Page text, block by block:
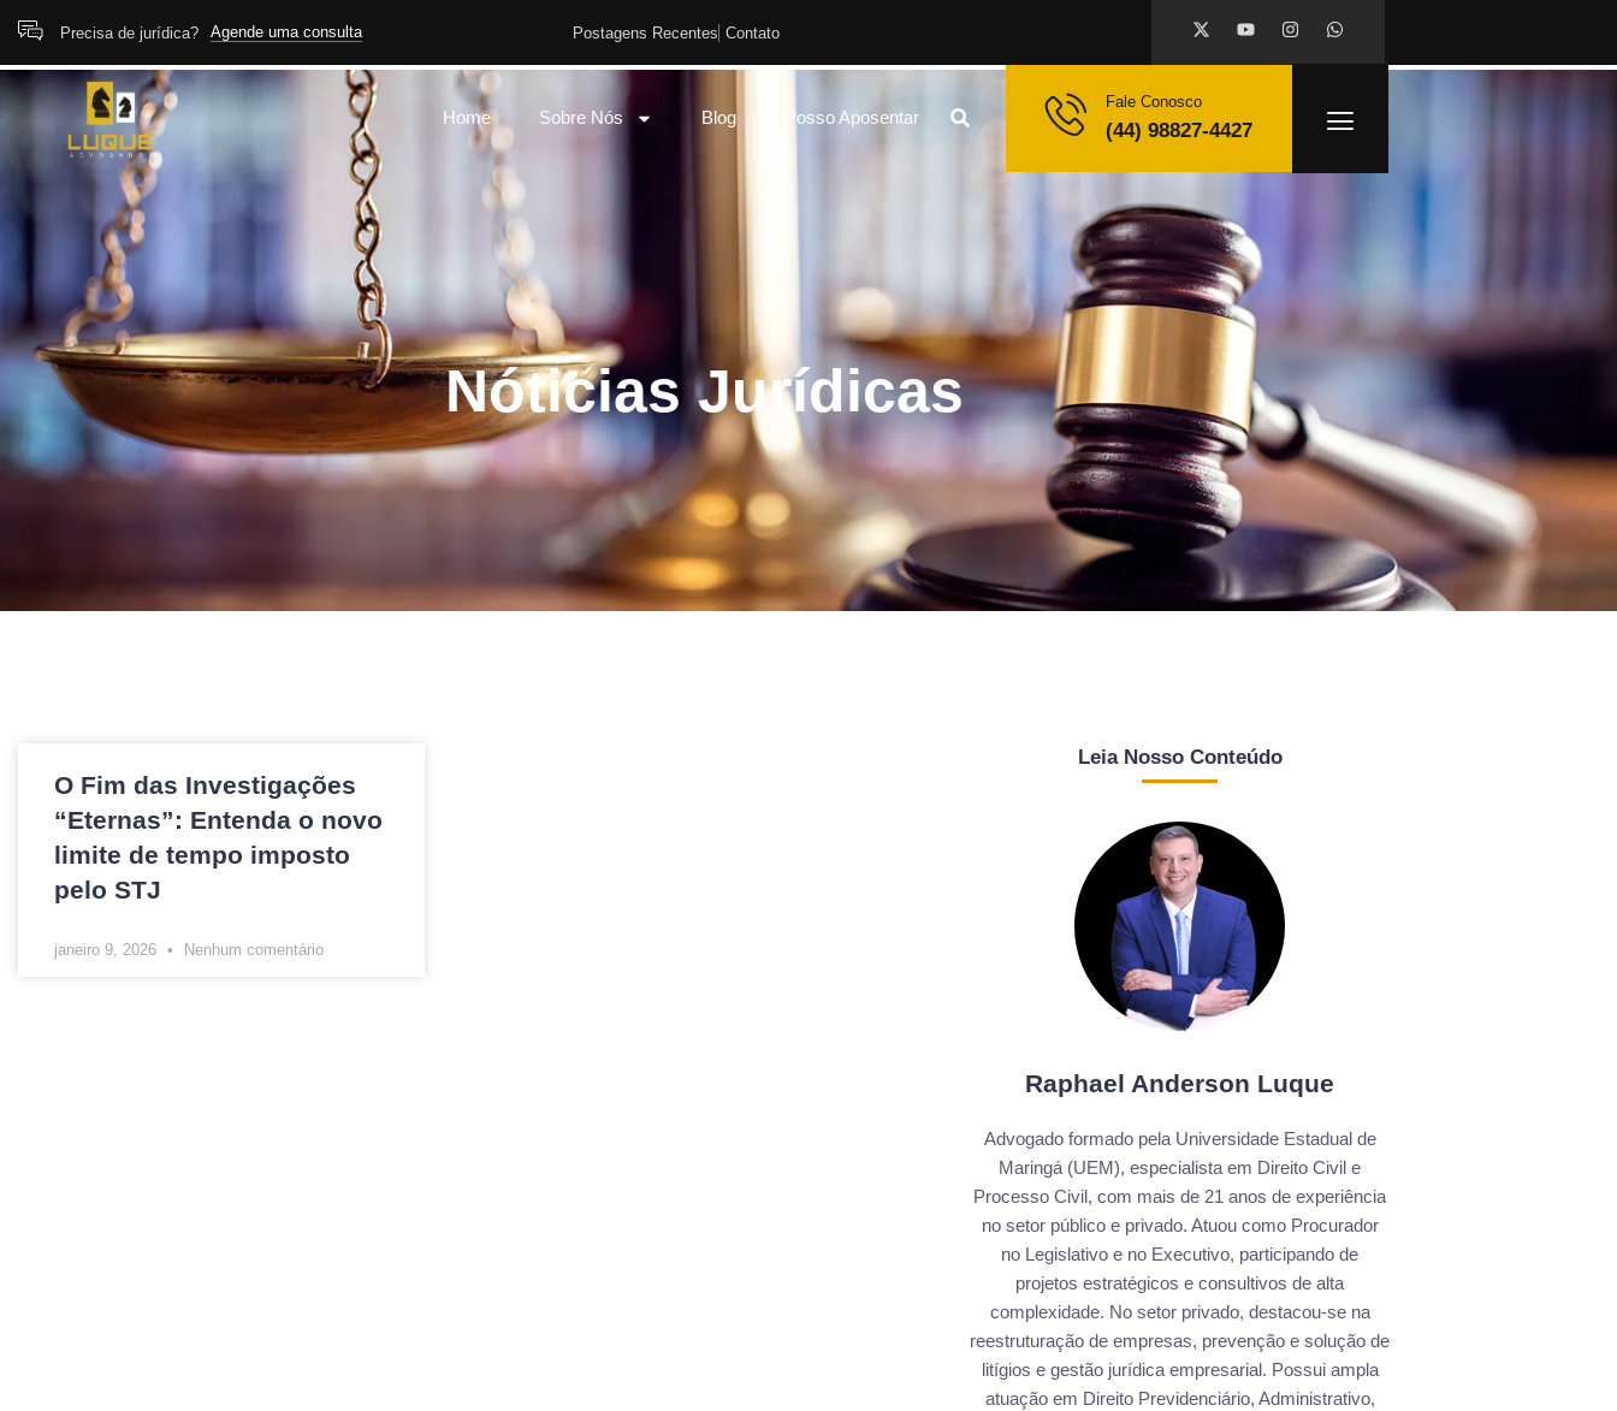
Precisa de jurídica? Agende uma consulta Postagens Recentes Contato
Home Sobre Nós Blog Posso Aposentar
Fale Conosco
(44) 98827-4427
Nóticias Jurídicas
O Fim das Investigações
“Eternas”: Entenda o novo
limite de tempo imposto
pelo STJ
janeiro 9, 2026 Nenhum comentário
Leia Nosso Conteúdo
Raphael Anderson Luque
Advogado formado pela Universidade Estadual de
Maringá (UEM), especialista em Direito Civil e
Processo Civil, com mais de 21 anos de experiência
no setor público e privado. Atuou como Procurador
no Legislativo e no Executivo, participando de
projetos estratégicos e consultivos de alta
complexidade. No setor privado, destacou-se na
reestruturação de empresas, prevenção e solução de
litígios e gestão jurídica empresarial. Possui ampla
atuação em Direito Previdenciário, Administrativo,